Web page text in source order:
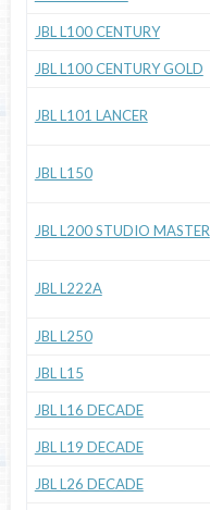
JBL L100 CENTURY
JBL L100 CENTURY GOLD
JBL L101 LANCER
JBL L150
JBL L200 STUDIO MASTER
JBL L222A
JBL L250
JBL L15
JBL L16 DECADE
JBL L19 DECADE
JBL L26 DECADE